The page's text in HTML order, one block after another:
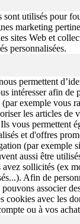
sont utilisés pour
marketing
sites Web et
personnalisées.
permettent
intéresser afin de
exemple vous
les articles de
vous permettent
et d'offres
(par exemple
aussi être
sollicités (ex
Afin de
associer
cookies avec les
ou à vos